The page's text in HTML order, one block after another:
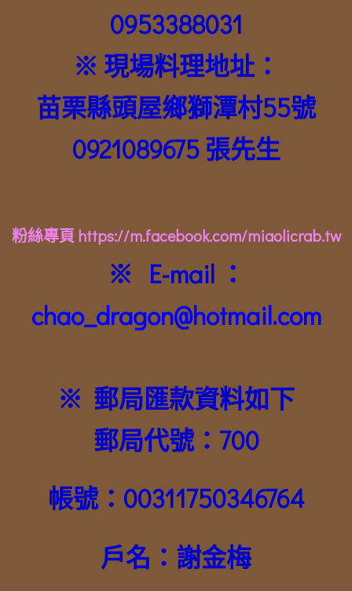
0953388031
※ 現場料理地址：
苗栗縣頭屋鄉獅潭村55號
0921089675 張先生
粉絲專頁 https://m.facebook.com/miaolicrab.tw
※ E-mail ：
chao_dragon@hotmail.com
※ 郵局匯款資料如下
郵局代號：700
帳號：00311750346764
戶名：謝金梅